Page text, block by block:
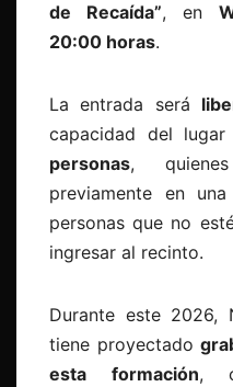
de Recaída”, en
20:00 horas.
La entrada será
capacidad del lugar
personas,
previamente en
personas que no
ingresar al recinto.
Durante este 2026,
tiene proyectado
esta formación,